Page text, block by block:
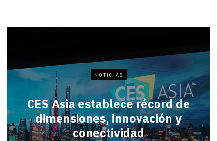
NOTICIAS
CES Asia establece récord de
dimensiones, innovación y
conectividad